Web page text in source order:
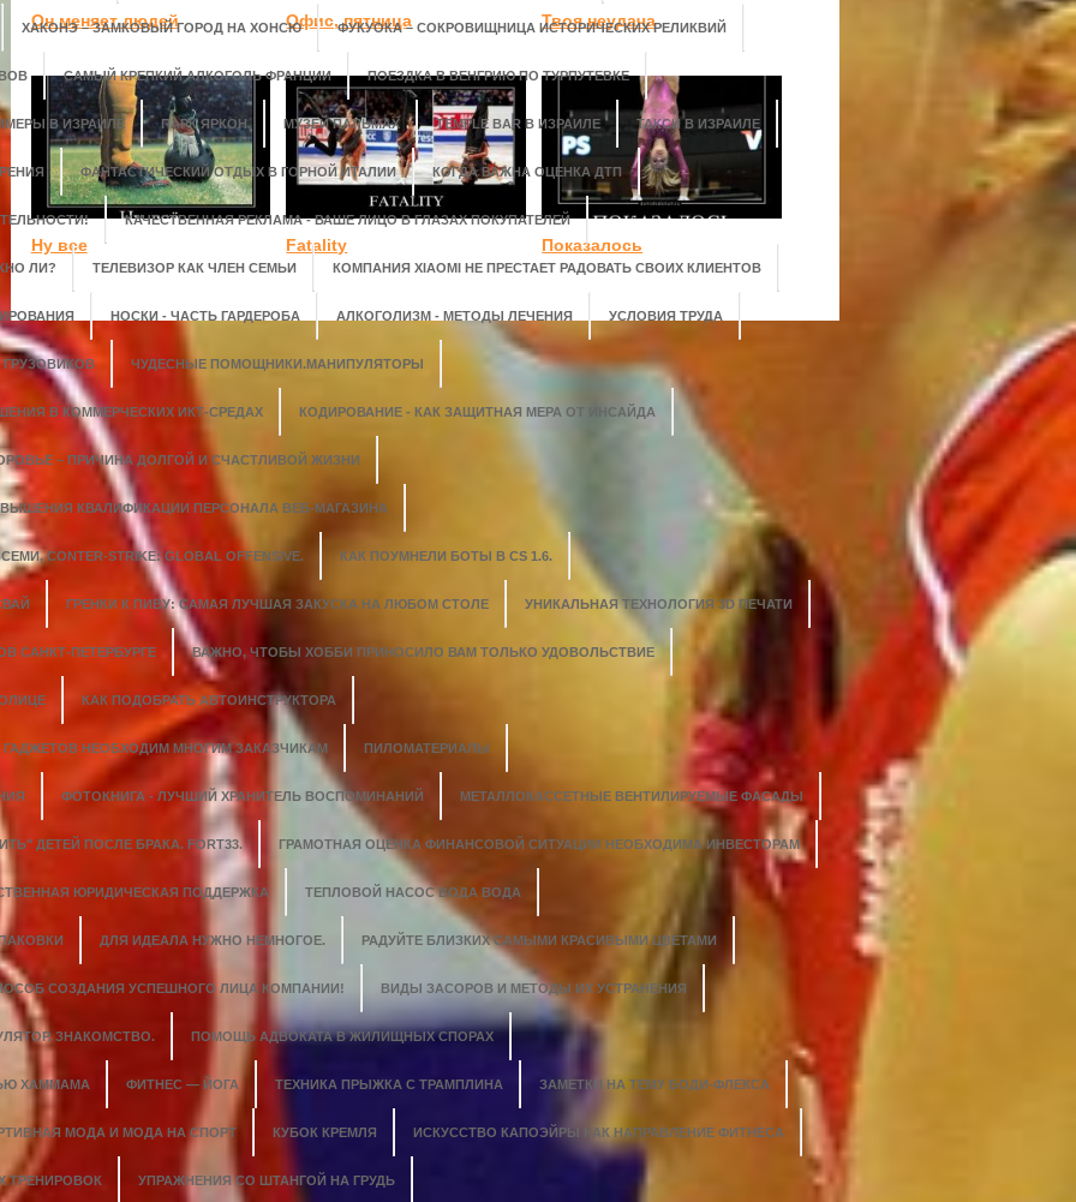
ХАКОНЭ – ЗАМКОВЫЙ ГОРОД НА ХОНСЮ ФУКУОКА – СОКРОВИЩНИЦА ИСТОРИЧЕСКИХ РЕЛИКВИЙ
САМЫЙ КРЕПКИЙ АЛКОГОЛЬ ФРАНЦИИ ПОЕЗДКА В ВЕНГРИЮ ПО ТУРПУТЕВКЕ
В ИЗРАИЛЕ ПАРК ЯРКОН МУЗЕЙ ПАЛЬМАХ TEMPLE BAR В ИЗРАИЛЕ ТАКСИ В ИЗРАИЛЕ
ФАНТАСТИЧЕСКИЙ ОТДЫХ В ГОРНОЙ ИТАЛИИ КОГДА ВАЖНА ОЦЕНКА ДТП
КАЧЕСТВЕННАЯ РЕКЛАМА - ВАШЕ ЛИЦО В ГЛАЗАХ ПОКУПАТЕЛЕЙ
ЛИ? ТЕЛЕВИЗОР КАК ЧЛЕН СЕМЬИ КОМПАНИЯ XIAOMI НЕ ПРЕСТАЕТ РАДОВАТЬ СВОИХ КЛИЕНТОВ
НОСКИ - ЧАСТЬ ГАРДЕРОБА АЛКОГОЛИЗМ - МЕТОДЫ ЛЕЧЕНИЯ УСЛОВИЯ ТРУДА
ЧУДЕСНЫЕ ПОМОЩНИКИ.МАНИПУЛЯТОРЫ
В КОММЕРЧЕСКИХ ИКТ-СРЕДАХ КОДИРОВАНИЕ - КАК ЗАЩИТНАЯ МЕРА ОТ ИНСАЙДА
– ПРИЧИНА ДОЛГОЙ И СЧАСТЛИВОЙ ЖИЗНИ
КВАЛИФИКАЦИИ ПЕРСОНАЛА ВЕБ-МАГАЗИНА
CONTER-STRIKE: GLOBAL OFFENSIVE. КАК ПОУМНЕЛИ БОТЫ В CS 1.6.
ГРЕНКИ К ПИВУ: САМАЯ ЛУЧШАЯ ЗАКУСКА НА ЛЮБОМ СТОЛЕ УНИКАЛЬНАЯ ТЕХНОЛОГИЯ 3D ПЕЧАТИ
САНКТ-ПЕТЕРБУРГЕ ВАЖНО, ЧТОБЫ ХОББИ ПРИНОСИЛО ВАМ ТОЛЬКО УДОВОЛЬСТВИЕ
КАК ПОДОБРАТЬ АВТОИНСТРУКТОРА
НЕОБХОДИМ МНОГИМ ЗАКАЗЧИКАМ ПИЛОМАТЕРИАЛЫ
ФОТОКНИГА - ЛУЧШИЙ ХРАНИТЕЛЬ ВОСПОМИНАНИЙ МЕТАЛЛОКАССЕТНЫЕ ВЕНТИЛИРУЕМЫЕ ФАСАДЫ
ДЕТЕЙ ПОСЛЕ БРАКА. FORT33. ГРАМОТНАЯ ОЦЕНКА ФИНАНСОВОЙ СИТУАЦИИ НЕОБХОДИМА ИНВЕСТОРАМ
ЮРИДИЧЕСКАЯ ПОДДЕРЖКА ТЕПЛОВОЙ НАСОС ВОДА ВОДА
ДЛЯ ИДЕАЛА НУЖНО НЕМНОГОЕ. РАДУЙТЕ БЛИЗКИХ САМЫМИ КРАСИВЫМИ ЦВЕТАМИ
СОЗДАНИЯ УСПЕШНОГО ЛИЦА КОМПАНИИ! ВИДЫ ЗАСОРОВ И МЕТОДЫ ИХ УСТРАНЕНИЯ
ЗНАКОМСТВО. ПОМОЩЬ АДВОКАТА В ЖИЛИЩНЫХ СПОРАХ
ХАММАМА ФИТНЕС — ЙОГА ТЕХНИКА ПРЫЖКА С ТРАМПЛИНА ЗАМЕТКИ НА ТЕМУ БОДИ-ФЛЕКСА
МОДА И МОДА НА СПОРТ КУБОК КРЕМЛЯ ИСКУССТВО КАПОЭЙРЫ КАК НАПРАВЛЕНИЕ ФИТНЕСА
ТРЕНИРОВОК УПРАЖНЕНИЯ СО ШТАНГОЙ НА ГРУДЬ
Он меняет людей Офис, пятница Твоя неудача
Ну все Fatality Показалось